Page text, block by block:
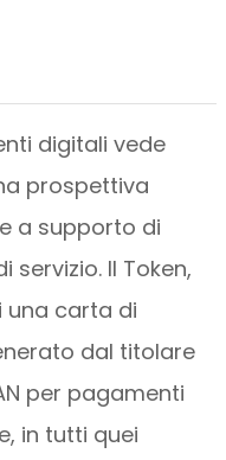
digitali vede
prospettiva
a supporto di
servizio. Il Token,
una carta di
dal titolare
per pagamenti
in tutti quei